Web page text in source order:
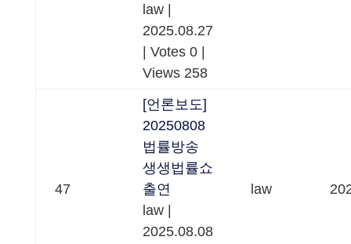
law
2025.08.27
Votes 0
Views 258
47
[언론보도]
20250808
법률방송
생생법률쇼
출연
law
2025.08.08
law